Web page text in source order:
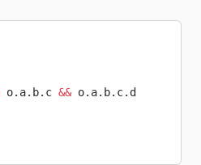
o.a.b.c && o.a.b.c.d